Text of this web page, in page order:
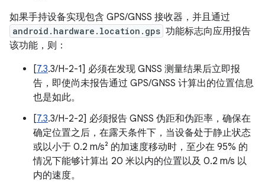
如果手持设备实现包含 GPS/GNSS 接收器，并且通过
android.hardware.location.gps 功能标志向应用报告
该功能，则：
[7.3.3/H-2-1] 必须在发现 GNSS 测量结果后立即报
告，即使尚未报告通过 GPS/GNSS 计算出的位置信息
也是如此。
[7.3.3/H-2-2] 必须报告 GNSS 伪距和伪距率，确保在
确定位置之后，在露天条件下，当设备处于静止状态
或以小于 0.2 m/s² 的加速度移动时，至少在 95% 的
情况下能够计算出 20 米以内的位置以及 0.2 m/s 以
内的速度。